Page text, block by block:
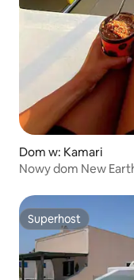
Dom w: Kamari
Nowy dom New
Superhost
Superhost